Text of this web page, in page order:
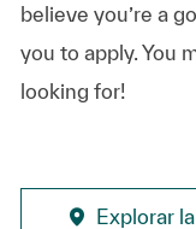
believe you’re a
you to apply. You
looking for!
Explorar